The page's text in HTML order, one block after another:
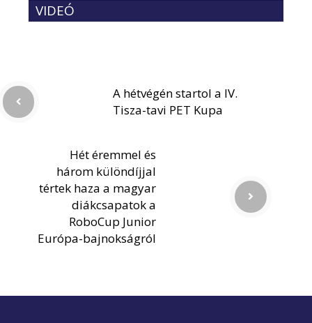
VIDEÓ
A hétvégén startol a IV.
Tisza-tavi PET Kupa
Hét éremmel és
három különdíjjal
tértek haza a magyar
diákcsapatok a
RoboCup Junior
Európa-bajnokságról